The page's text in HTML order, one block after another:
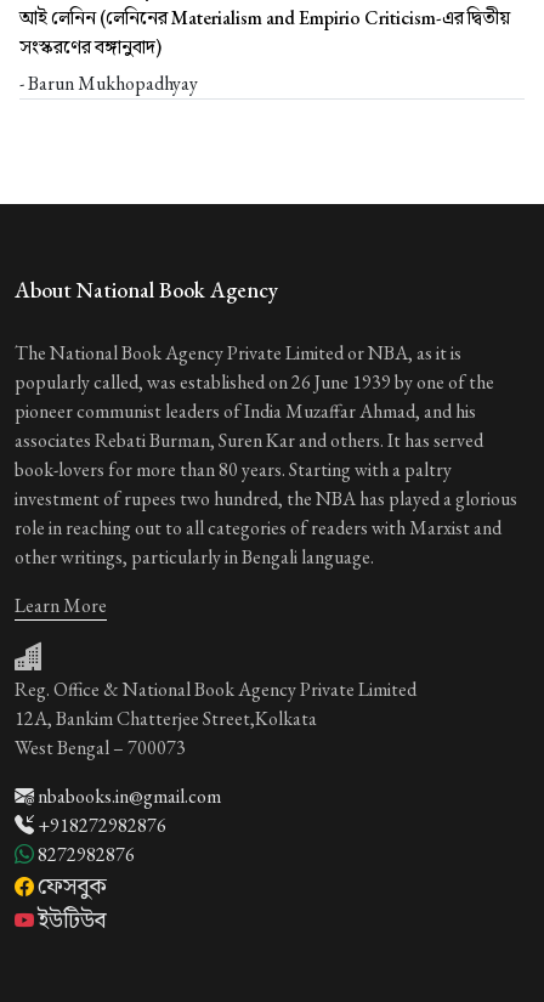
আই লেনিন (লেনিনের Materialism and Empirio Criticism-এর দ্বিতীয়
সংস্করণের বঙ্গানুবাদ)
- Barun Mukhopadhyay
About National Book Agency
The National Book Agency Private Limited or NBA, as it is
popularly called, was established on 26 June 1939 by one of the
pioneer communist leaders of India Muzaffar Ahmad, and his
associates Rebati Burman, Suren Kar and others. It has served
book-lovers for more than 80 years. Starting with a paltry
investment of rupees two hundred, the NBA has played a glorious
role in reaching out to all categories of readers with Marxist and
other writings, particularly in Bengali language.
Learn More
Reg. Office & National Book Agency Private Limited
12A, Bankim Chatterjee Street,Kolkata
West Bengal – 700073
nbabooks.in@gmail.com
+918272982876
8272982876
ফেসবুক
ইউটিউব